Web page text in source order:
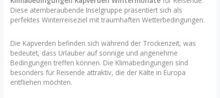
Diese atemberaubende Inselgruppe präsentiert sich als
perfektes Winterreiseziel mit traumhaften Wetterbedingungen.
Die Kapverden befinden sich während der Trockenzeit, was
bedeutet, dass Urlauber auf sonnige und angenehme
Bedingungen treffen können. Die Klimabedingungen sind
besonders für Reisende attraktiv, die der Kälte in Europa
entfliehen möchten.